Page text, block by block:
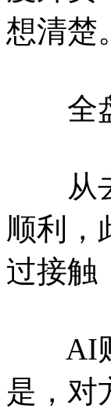
想清楚
全盘
从去
顺利，
过接触
AI财
是，对